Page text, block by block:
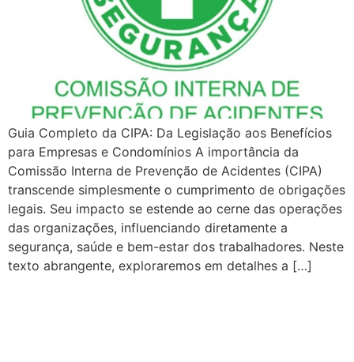
Guia Completo da CIPA: Da Legislação aos Benefícios
para Empresas e Condomínios A importância da
Comissão Interna de Prevenção de Acidentes (CIPA)
transcende simplesmente o cumprimento de obrigações
legais. Seu impacto se estende ao cerne das operações
das organizações, influenciando diretamente a
segurança, saúde e bem-estar dos trabalhadores. Neste
texto abrangente, exploraremos em detalhes a […]